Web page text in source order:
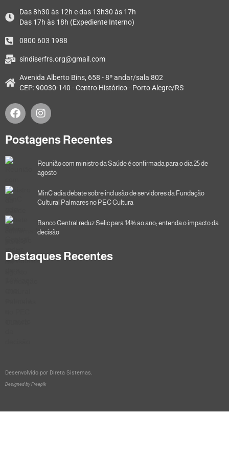
Das 8h30 às 12h e das 13h30 às 17h
Das 17h às 18h (Expediente Interno)
0800 603 1988
sindiserfrs.org@gmail.com
Avenida Alberto Bins, 658 - 8º andar/sala 802
CEP: 90030-140 - Centro Histórico - Porto Alegre/RS
Postagens Recentes
Reunião com ministro da Saúde é confirmada para o dia 25 de
agosto
MinC adia debate sobre inclusão de servidores da Fundação
Cultural Palmares no PEC Cultura
Banco Central reduz Selic para 14% ao ano; entenda o impacto da
decisão
Destaques Recentes
Desenvolvido por Direta Sistemas.
Designed by Freepik